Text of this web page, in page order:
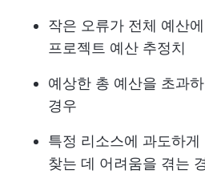
작은 오류가 전체 예산
프로젝트 예산 추정치
예상한 총 예산을 초과
경우
특정 리소스에 과도하
찾는 데 어려움을 겪는